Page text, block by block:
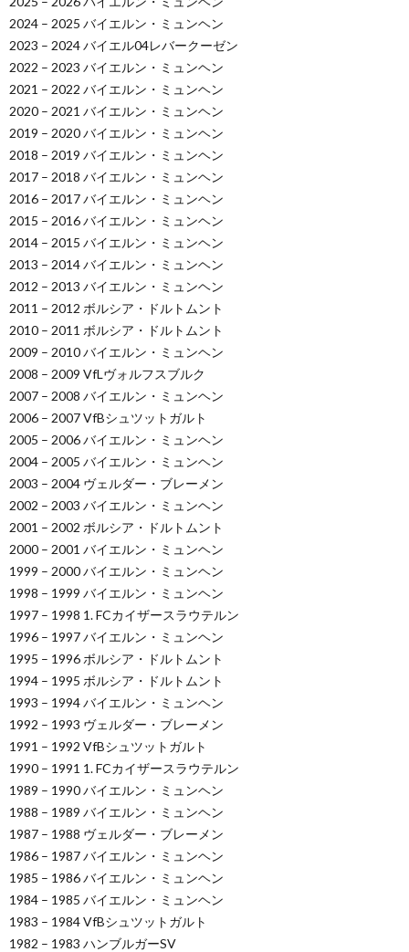
2024 – 2025 バイエルン・ミュンヘン
2023 – 2024 バイエル04レバークーゼン
2022 – 2023 バイエルン・ミュンヘン
2021 – 2022 バイエルン・ミュンヘン
2020 – 2021 バイエルン・ミュンヘン
2019 – 2020 バイエルン・ミュンヘン
2018 – 2019 バイエルン・ミュンヘン
2017 – 2018 バイエルン・ミュンヘン
2016 – 2017 バイエルン・ミュンヘン
2015 – 2016 バイエルン・ミュンヘン
2014 – 2015 バイエルン・ミュンヘン
2013 – 2014 バイエルン・ミュンヘン
2012 – 2013 バイエルン・ミュンヘン
2011 – 2012 ボルシア・ドルトムント
2010 – 2011 ボルシア・ドルトムント
2009 – 2010 バイエルン・ミュンヘン
2008 – 2009 VfLヴォルフスブルク
2007 – 2008 バイエルン・ミュンヘン
2006 – 2007 VfBシュツットガルト
2005 – 2006 バイエルン・ミュンヘン
2004 – 2005 バイエルン・ミュンヘン
2003 – 2004 ヴェルダー・ブレーメン
2002 – 2003 バイエルン・ミュンヘン
2001 – 2002 ボルシア・ドルトムント
2000 – 2001 バイエルン・ミュンヘン
1999 – 2000 バイエルン・ミュンヘン
1998 – 1999 バイエルン・ミュンヘン
1997 – 1998 1. FCカイザースラウテルン
1996 – 1997 バイエルン・ミュンヘン
1995 – 1996 ボルシア・ドルトムント
1994 – 1995 ボルシア・ドルトムント
1993 – 1994 バイエルン・ミュンヘン
1992 – 1993 ヴェルダー・ブレーメン
1991 – 1992 VfBシュツットガルト
1990 – 1991 1. FCカイザースラウテルン
1989 – 1990 バイエルン・ミュンヘン
1988 – 1989 バイエルン・ミュンヘン
1987 – 1988 ヴェルダー・ブレーメン
1986 – 1987 バイエルン・ミュンヘン
1985 – 1986 バイエルン・ミュンヘン
1984 – 1985 バイエルン・ミュンヘン
1983 – 1984 VfBシュツットガルト
1982 – 1983 ハンブルガーSV